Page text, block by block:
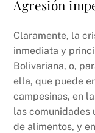
Agresión
Claramente, la
inmediata y
Bolivariana, o,
ella, que puede
campesinas, en
las comunidades
de alimentos, y